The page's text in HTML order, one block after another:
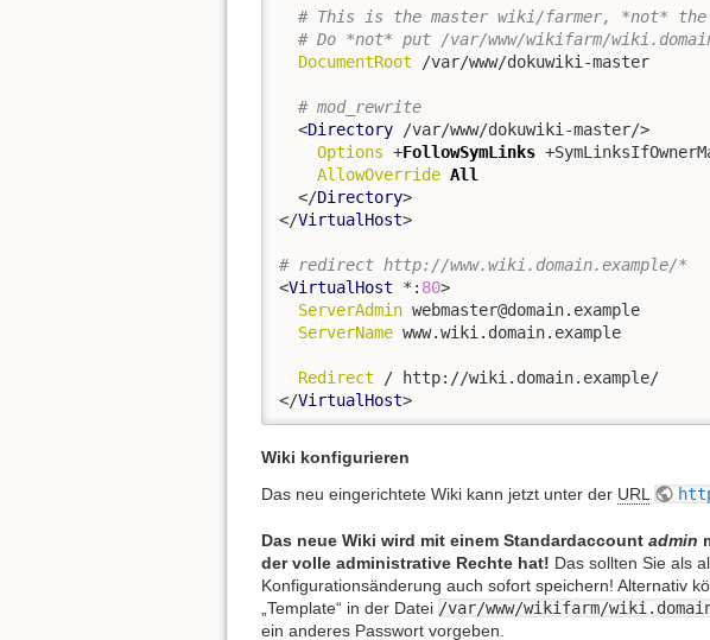
# This is the master wiki/farmer, *not* the
# Do *not* put /var/www/wikifarm/
DocumentRoot /var/www/dokuwiki-master
# mod_rewrite
  <
Directory /var/www/dokuwiki-master/>
Options +FollowSymLinks
AllowOverride All
  </
Directory>
</VirtualHost>
# redirect http://www.wiki.domain.example/*
<VirtualHost *: 80>
ServerAdmin webmaster@domain.example
ServerName www.wiki.domain.example
Redirect / http://wiki.domain.example/
</VirtualHost>
Wiki konfigurieren
Das neu eingerichtete Wiki kann jetzt unter der URL
Das neue Wiki wird mit einem Standardaccount admin
der volle administrative Rechte hat! Das sollten Sie als
Konfigurationsänderung auch sofort speichern! Alternativ
„Template“ in der Datei /var/www/wikifarm/
ein anderes Passwort vorgeben.